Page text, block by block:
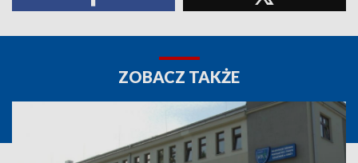
ZOBACZ TAKŻE